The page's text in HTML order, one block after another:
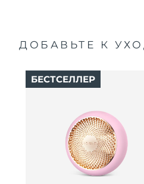
ДОБАВЬТЕ К
БЕСТСЕЛЛЕР